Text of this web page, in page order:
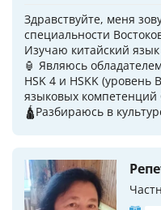
Здравствуйте, меня
специальности
Изучаю китайский
🏮 Являюсь
HSK 4 и HSKK
языковых компетенций
🛕Разбираюсь в